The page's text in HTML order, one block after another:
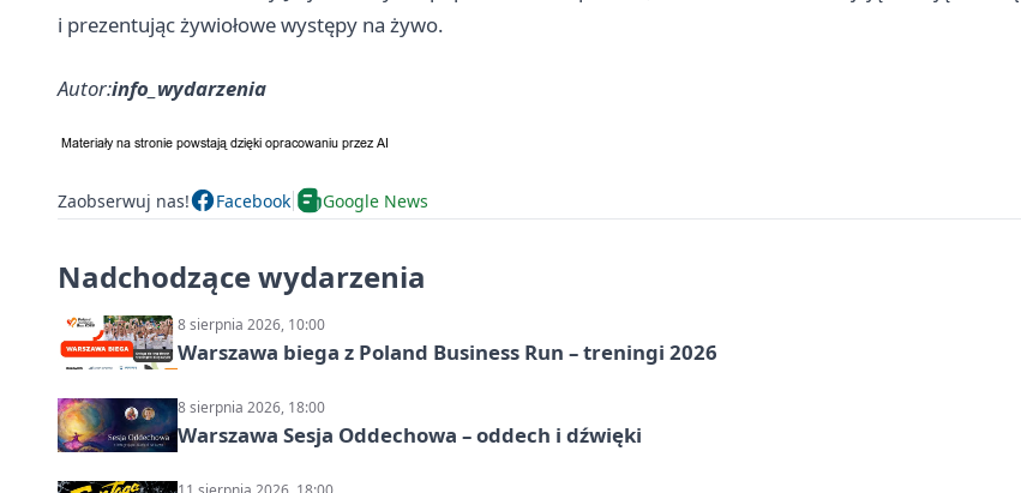
i prezentując żywiołowe występy na żywo.
Autor:info_wydarzenia
Zaobserwuj nas! Facebook Google News
Nadchodzące wydarzenia
8 sierpnia 2026, 10:00
Warszawa biega z Poland Business Run – treningi 2026
8 sierpnia 2026, 18:00
Warszawa Sesja Oddechowa – oddech i dźwięki